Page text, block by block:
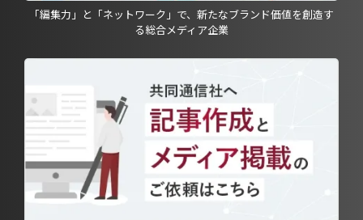
「編集力」と「ネットワーク」で、新たなブランド価値を創造す
る総合メディア企業